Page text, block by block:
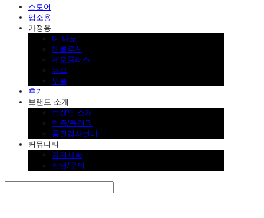
스토어
업소용
가정용
더 나노
레볼루션
제로플러스
큐브
부품
후기
브랜드 소개
브랜드 소개
인증/특허권
품질검사설비
커뮤니티
공지사항
상담/문의